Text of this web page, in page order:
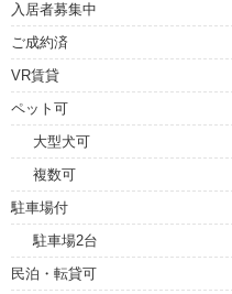
入居者募集中
ご成約済
VR賃貸
ペット可
大型犬可
複数可
駐車場付
駐車場2台
民泊・転貸可